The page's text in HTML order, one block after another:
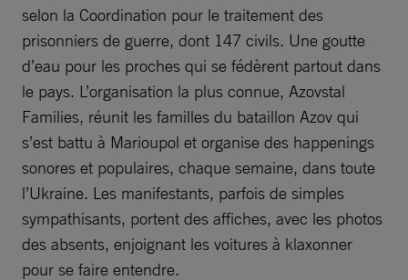
selon la Coordination pour le traitement des
prisonniers de guerre, dont 147 civils. Une goutte
d’eau pour les proches qui se fédèrent partout dans
le pays. L’organisation la plus connue, Azovstal
Families, réunit les familles du bataillon Azov qui
s’est battu à Marioupol et organise des happenings
sonores et populaires, chaque semaine, dans toute
l’Ukraine. Les manifestants, parfois de simples
sympathisants, portent des affiches, avec les photos
des absents, enjoignant les voitures à klaxonner
pour se faire entendre.